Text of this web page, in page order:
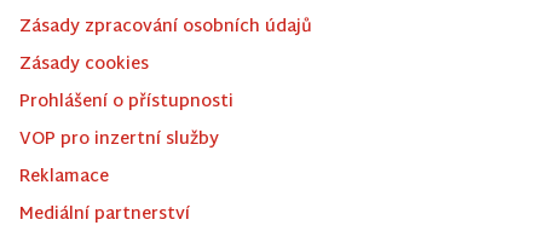
Zásady zpracování osobních údajů
Zásady cookies
Prohlášení o přístupnosti
VOP pro inzertní služby
Reklamace
Mediální partnerství